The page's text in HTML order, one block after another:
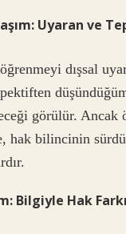
Uyaran ve
öğrenmeyi dışsal
görülür. Ancak
hak bilincinin
Bilgiyle Hak